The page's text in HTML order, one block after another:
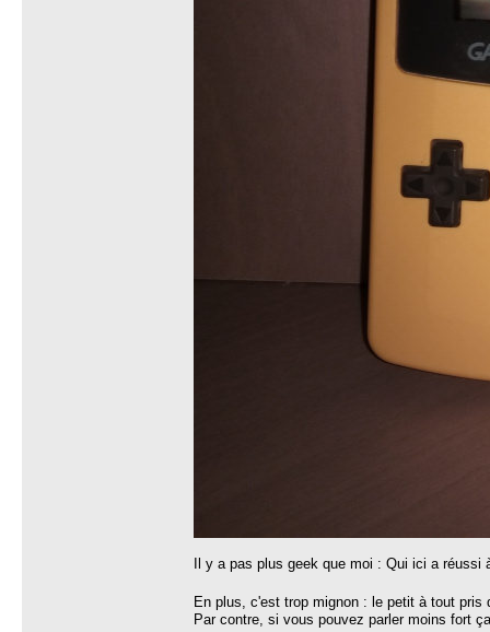
Il y a pas plus geek que moi : Qui ici a
En plus, c'est trop mignon : le petit à tout pris
Par contre, si vous pouvez parler moins fort